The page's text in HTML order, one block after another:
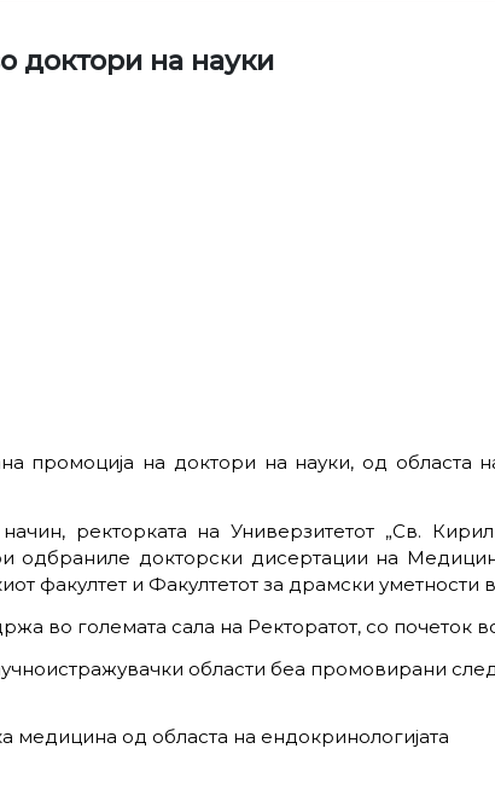
доктори на науки
промоција на доктори на науки, од областа
ректорката на Универзитетот „Св.
докторски дисертации на
факултет и Факултетот за драмски уметности
во големата сала на Ректоратот, со почеток
области беа промовирани
медицина од областа на ендокринологијата